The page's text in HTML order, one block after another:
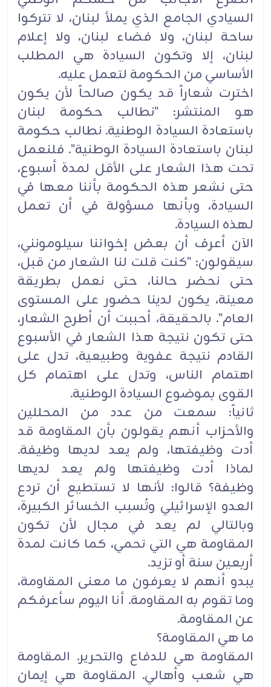
السيادي الجامع الذي يملأ لبنان، لا ‏تتركوا
ساحة لبنان، ولا فضاء لبنان، ولا إعلام
لبنان، إلا وتكون السيادة هي المطلب
الأساسي من الحكومة لتعمل ‏عليه‎.‎
اخترت شعاراً قد يكون صالحاً لأن يكون
هو المنتشر: "نطالب حكومة لبنان
باستعادة السيادة الوطنية. نطالب حكومة
‏لبنان باستعادة السيادة الوطنية". فلنعمل
تحت هذا الشعار على الأقل لمدة أسبوع،
حتى نشعر هذه الحكومة بأننا معها ‏في
السيادة، وبأنها مسؤولة في أن تعمل
لهذه السيادة‎.‎
الآن أعرف أن بعض إخواننا سيلومونني،
سيقولون: "كنت قلت لنا الشعار من قبل،
حتى نحضر حالنا، حتى نعمل ‏بطريقة
معينة، يكون لدينا حضور على المستوى
العام". بالحقيقة، أحببت أن أطرح الشعار،
حتى تكون نتيجة هذا ‏الشعار في الأسبوع
القادم نتيجة عفوية وطبيعية، تدل على
اهتمام الناس، وتدل على اهتمام كل
القوى بموضوع السيادة ‏الوطنية‎.‎
ثانياً: سمعت من عدد من المحللين
والأحزاب أنهم يقولون بأن المقاومة قد
أدت وظيفتها، ولم يعد لديها وظيفة.
لماذا ‏أدت وظيفتها ولم يعد لديها
وظيفة؟ قالوا: لأنها لا تستطيع أن تردع
العدو الإسرائيلي وتُسبب الخسائر الكبيرة،
وبالتالي ‏لم يعد في مجال لأن تكون
المقاومة هي التي تحمي، كما كانت لمدة
أربعين سنة أو تزيد‎.‎
يبدو أنهم لا يعرفون ما معنى المقاومة،
وما تقوم به المقاومة. أنا اليوم سأعرفكم
عن المقاومة‎.‎
ما هي المقاومة؟
المقاومة هي للدفاع والتحرير‎.‎‏ المقاومة
هي شعب وأهالي‎.‎‏ المقاومة هي إيمان